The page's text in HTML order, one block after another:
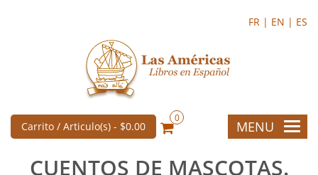
FR | EN | ES
Carrito / Articulo(s) - $0.00
0
MENU
CUENTOS DE MASCOTAS.